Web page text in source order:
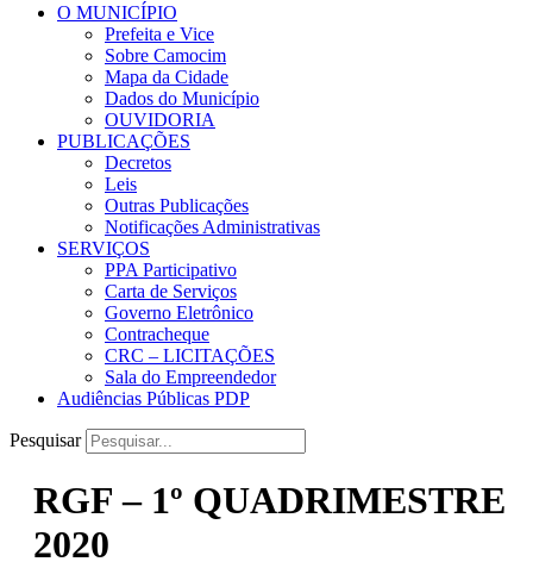
O MUNICÍPIO
Prefeita e Vice
Sobre Camocim
Mapa da Cidade
Dados do Município
OUVIDORIA
PUBLICAÇÕES
Decretos
Leis
Outras Publicações
Notificações Administrativas
SERVIÇOS
PPA Participativo
Carta de Serviços
Governo Eletrônico
Contracheque
CRC – LICITAÇÕES
Sala do Empreendedor
Audiências Públicas PDP
Pesquisar
RGF – 1º QUADRIMESTRE
2020